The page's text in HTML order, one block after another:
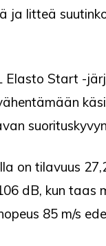
ja litteä
Elasto Start -
on tilavuus
dB, kun taas
85 m/s